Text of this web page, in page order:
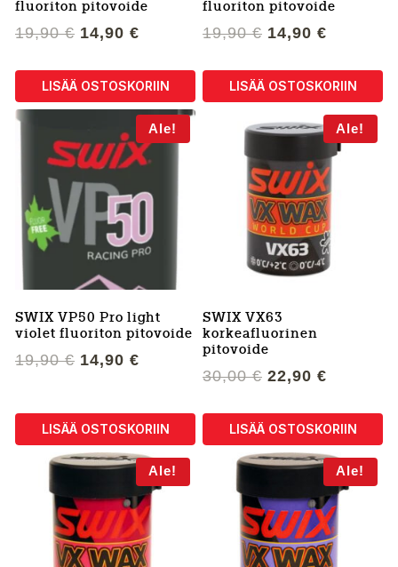
fluoriton pitovoide
19,90€ Alkuperäinen
oli:
19,90 €.
14,90 € Nykyinen
on:
14,90 €.
LISÄÄ OSTOSKORIIN
fluoriton pitovoide
19,90€ Alkuperäinen
oli:
19,90 €.
14,90 €
on:
14,90 €.
LISÄÄ OSTOSKORIIN
Ale!
SWIX VP50 Pro light
violet fluoriton pitovoide
19,90€ Alkuperäinen
19,90 €.
14,90 € Nykyinen
14,90 €.
LISÄÄ OSTOSKORIIN
Ale!
SWIX VX63
korkeafluorinen
pitovoide
30,00€ Alkuperäinen
oli:
30,00 €.
22,90 €
on:
22,90 €.
LISÄÄ OSTOSKORIIN
Ale! Ale!